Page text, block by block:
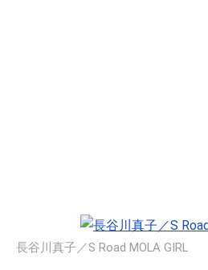
長谷川真子／S Road MOLA GIRL